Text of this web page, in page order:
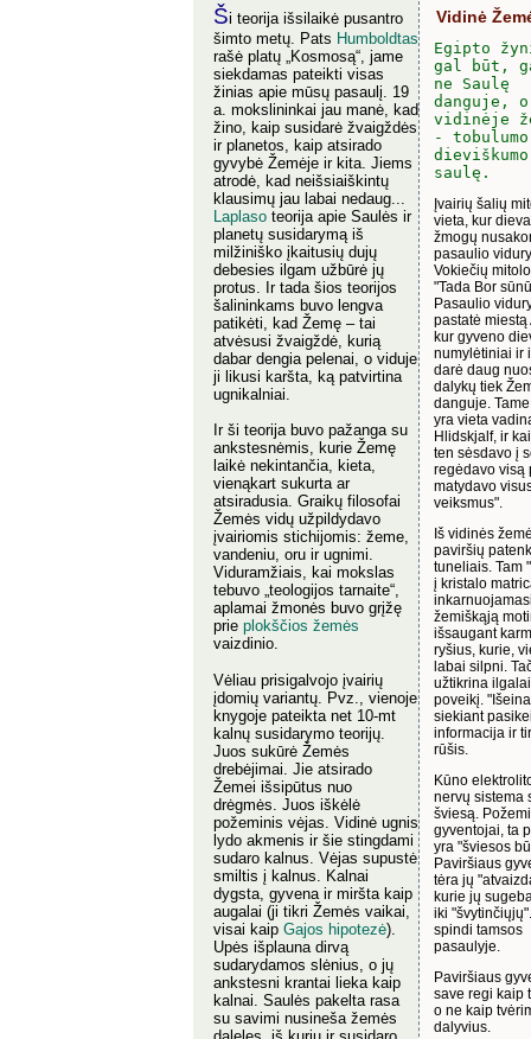
Vidinė
Egipto
gal būt,
ne Saulę
danguje,
vidinėje
-
dieviškumo
saulę.
Įvairių šalių
vieta, kur
žmogų
pasaulio
Vokiečių
"Tada Bor
Pasaulio
pastatė miestą
kur gyveno
numylėtiniai ir
darė daug
dalykų tiek
danguje.
yra vieta
Hlidskjalf, ir
ten sėsdavo į
regėdavo visą
matydavo
veiksmus".
Iš vidinės
paviršių
tuneliais. Tam
į kristalo
žemiškąją
išsaugant
ryšius, kurie,
labai silpni.
užtikrina
poveikį.
siekiant
informacija ir
rūšis.
Kūno
nervų sistema
šviesą.
gyventojai, ta
yra "šviesos
Paviršiaus
tėra jų
kurie jų
iki
spindi tamsos
pasaulyje.
Paviršiaus
save regi kaip
o ne kaip
dalyvius.
Ši teorija išsilaikė pusantro
šimto metų. Pats Humboldtas
rašė platų „Kosmosą“, jame
siekdamas pateikti visas
žinias apie mūsų pasaulį. 19
a. mokslininkai jau manė, kad
žino, kaip susidarė žvaigždės
ir planetos, kaip atsirado
gyvybė Žemėje ir kita. Jiems
atrodė, kad neišsiaiškintų
klausimų jau labai nedaug...
Laplaso teorija apie Saulės ir
planetų susidarymą iš
milžiniško įkaitusių dujų
debesies ilgam užbūrė jų
protus. Ir tada šios teorijos
šalininkams buvo lengva
patikėti, kad Žemę – tai
atvėsusi žvaigždė, kurią
dabar dengia pelenai, o viduje
ji likusi karšta, ką patvirtina
ugnikalniai.
Ir ši teorija buvo pažanga su
ankstesnėmis, kurie Žemę
laikė nekintančia, kieta,
vienąkart sukurta ar
atsiradusia. Graikų filosofai
Žemės vidų užpildydavo
įvairiomis stichijomis: žeme,
vandeniu, oru ir ugnimi.
Viduramžiais, kai mokslas
tebuvo „teologijos tarnaite“,
aplamai žmonės buvo grįžę
prie plokščios žemės
vaizdinio.
Vėliau prisigalvojo įvairių
įdomių variantų. Pvz., vienoje
knygoje pateikta net 10-mt
kalnų susidarymo teorijų.
Juos sukūrė Žemės
drebėjimai. Jie atsirado
Žemei išsipūtus nuo
drėgmės. Juos iškėlė
požeminis vėjas. Vidinė ugnis
lydo akmenis ir šie stingdami
sudaro kalnus. Vėjas supustė
smiltis į kalnus. Kalnai
dygsta, gyvena ir miršta kaip
augalai (ji tikri Žemės vaikai,
visai kaip Gajos hipotezė).
Upės išplauna dirvą
sudarydamos slėnius, o jų
ankstesni krantai lieka kaip
kalnai. Saulės pakelta rasa
su savimi nusineša žemės